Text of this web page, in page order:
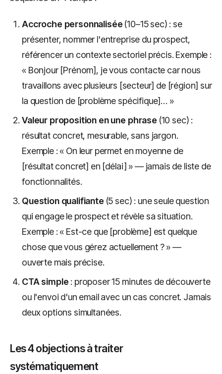
Accroche personnalisée (10–15 sec) : se
présenter, nommer l'entreprise du prospect,
référencer un contexte sectoriel précis. Exemple :
« Bonjour [Prénom], je vous contacte car nous
travaillons avec plusieurs [secteur] de [région] sur
la question de [problème spécifique]… »
Valeur proposition en une phrase (10 sec) :
résultat concret, mesurable, sans jargon.
Exemple : « On leur permet en moyenne de
[résultat concret] en [délai] » — jamais de liste de
fonctionnalités.
Question qualifiante (5 sec) : une seule question
qui engage le prospect et révèle sa situation.
Exemple : « Est-ce que [problème] est quelque
chose que vous gérez actuellement ? » —
ouverte mais précise.
CTA simple : proposer 15 minutes de découverte
ou l'envoi d'un email avec un cas concret. Jamais
deux options simultanées.
Les 4 objections à traiter
systématiquement